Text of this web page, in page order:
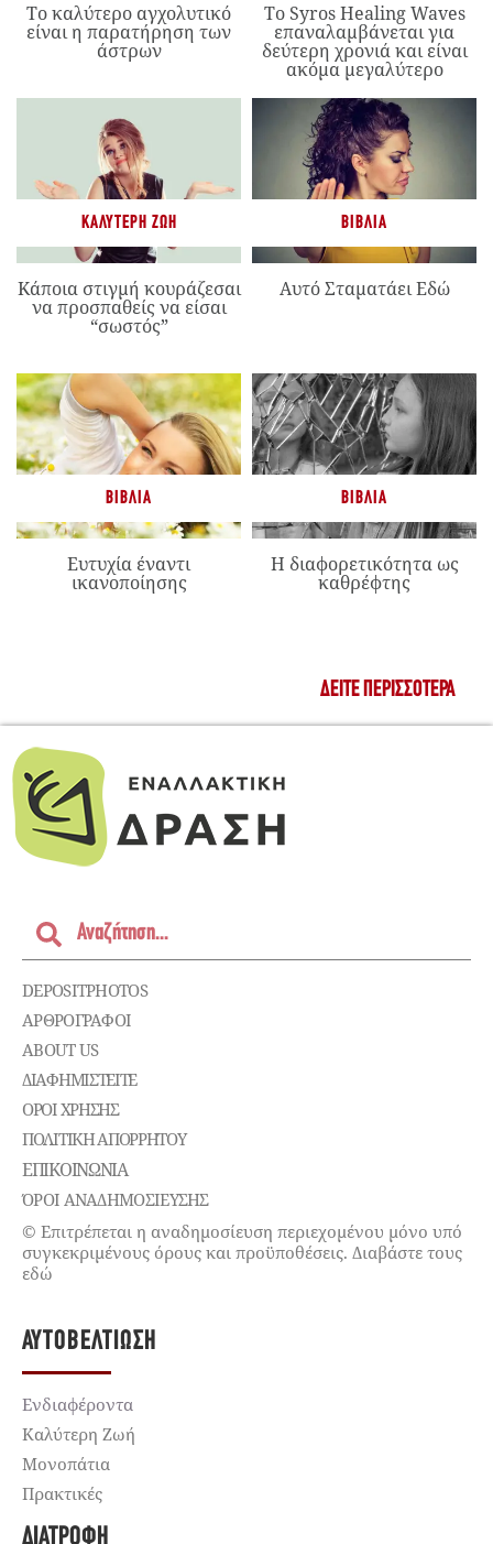
Το καλύτερο αγχολυτικό
είναι η παρατήρηση των
άστρων
Το Syros Healing Waves
επαναλαμβάνεται για
δεύτερη χρονιά και είναι
ακόμα μεγαλύτερο
ΚΑΛΎΤΕΡΗ ΖΩΉ
Κάποια στιγμή κουράζεσαι
να προσπαθείς να είσαι
“σωστός”
ΒΙΒΛΊΑ
Αυτό Σταματάει Εδώ
ΒΙΒΛΊΑ
Ευτυχία έναντι
ικανοποίησης
ΒΙΒΛΊΑ
Η διαφορετικότητα ως
καθρέφτης
ΔΕΊΤΕ ΠΕΡΙΣΣΌΤΕΡΑ
DEPOSITPHOTOS
ΑΡΘΡΟΓΡΑΦΟΙ
ABOUT US
ΔΙΑΦΗΜΙΣΤΕΊΤΕ
ΌΡΟΙ ΧΡΉΣΗΣ
ΠΟΛΙΤΙΚΉ ΑΠΟΡΡΉΤΟΥ
ΕΠΙΚΟΙΝΩΝΊΑ
ΌΡΟΙ ΑΝΑΔΗΜΟΣΙΕΥΣΗΣ
© Επιτρέπεται η αναδημοσίευση περιεχομένου μόνο υπό
συγκεκριμένους όρους και προϋποθέσεις. Διαβάστε τους
εδώ
ΑΥΤΟΒΕΛΤΊΩΣΗ
Ενδιαφέροντα
Καλύτερη Ζωή
Μονοπάτια
Πρακτικές
ΔΙΑΤΡΟΦΉ